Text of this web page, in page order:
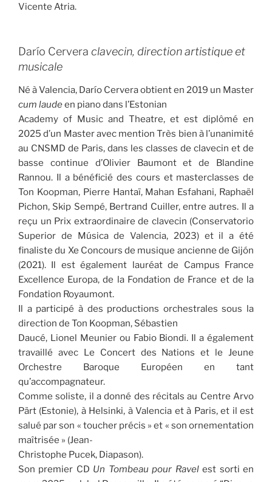
Vicente Atria.
Darío Cervera clavecin, direction artistique et
musicale
Né à Valencia, Darío Cervera obtient en 2019 un Master
cum laudeen piano dans l’Estonian
Academy of Music and Theatre, et est diplômé en
2025 d’un Master avec mention Très bien à l’unanimité
au CNSMD de Paris, dans les classes de clavecin et de
basse continue d’Olivier Baumont et de Blandine
Rannou. Il a bénéficié des cours et masterclasses de
Ton Koopman, Pierre Hantaï, Mahan Esfahani, Raphaël
Pichon, Skip Sempé, Bertrand Cuiller, entre autres. Il a
reçu un Prix extraordinaire de clavecin (Conservatorio
Superior de Música de Valencia, 2023) et il a été
finaliste du Xe Concours de musique ancienne de Gijón
(2021). Il est également lauréat de Campus France
Excellence Europa, de la Fondation de France et de la
Fondation Royaumont.
Il a participé à des productions orchestrales sous la
direction de Ton Koopman, Sébastien
Daucé, Lionel Meunier ou Fabio Biondi. Il a également
travaillé avec Le Concert des Nations et le Jeune
Orchestre Baroque Européen en tant
qu’accompagnateur.
Comme soliste, il a donné des récitals au Centre Arvo
Pärt (Estonie), à Helsinki, à Valencia et à Paris, et il est
salué par son « toucher précis » et « son ornementation
maîtrisée » (Jean-
Christophe Pucek, Diapason).
Son premier CD Un Tombeau pour Ravelest sorti en